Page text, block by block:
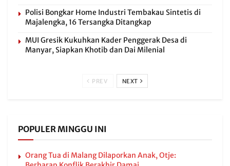
Polisi Bongkar Home Industri Tembakau Sintetis di
Majalengka, 16 Tersangka Ditangkap
MUI Gresik Kukuhkan Kader Penggerak Desa di
Manyar, Siapkan Khotib dan Dai Milenial
PREV NEXT
POPULER MINGGU INI
Orang Tua di Malang Dilaporkan Anak, Otje: